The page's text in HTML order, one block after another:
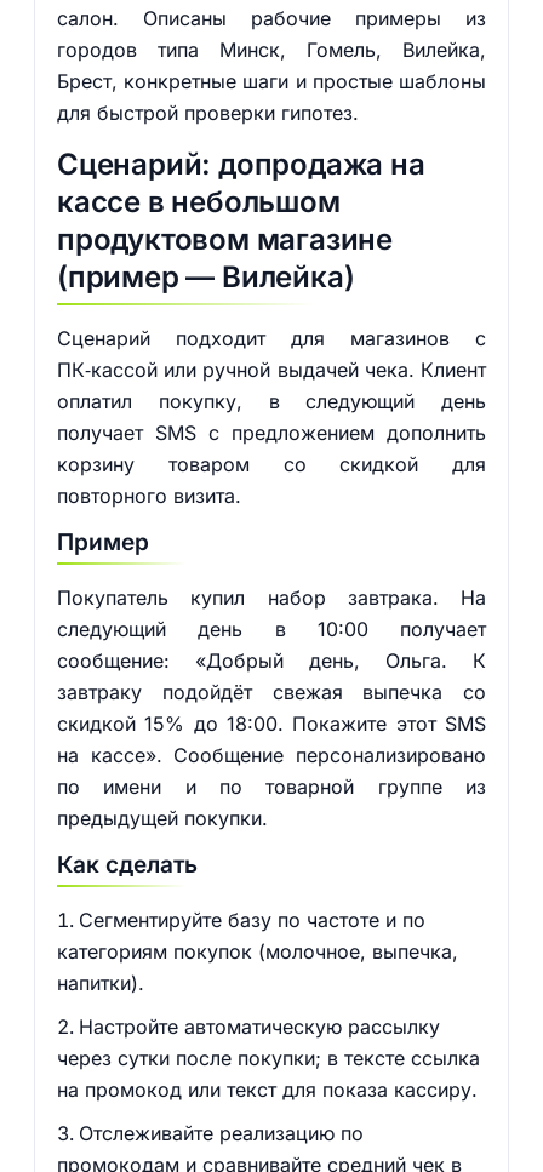
салон. Описаны рабочие примеры из
городов типа Минск, Гомель, Вилейка,
Брест, конкретные шаги и простые шаблоны
для быстрой проверки гипотез.
Сценарий: допродажа на
кассе в небольшом
продуктовом магазине
(пример — Вилейка)
Сценарий подходит для магазинов с
ПК‑кассой или ручной выдачей чека. Клиент
оплатил покупку, в следующий день
получает SMS с предложением дополнить
корзину товаром со скидкой для
повторного визита.
Пример
Покупатель купил набор завтрака. На
следующий день в 10:00 получает
сообщение: «Добрый день, Ольга. К
завтраку подойдёт свежая выпечка со
скидкой 15% до 18:00. Покажите этот SMS
на кассе». Сообщение персонализировано
по имени и по товарной группе из
предыдущей покупки.
Как сделать
Сегментируйте базу по частоте и по
категориям покупок (молочное, выпечка,
напитки).
Настройте автоматическую рассылку
через сутки после покупки; в тексте ссылка
на промокод или текст для показа кассиру.
Отслеживайте реализацию по
промокодам и сравнивайте средний чек в